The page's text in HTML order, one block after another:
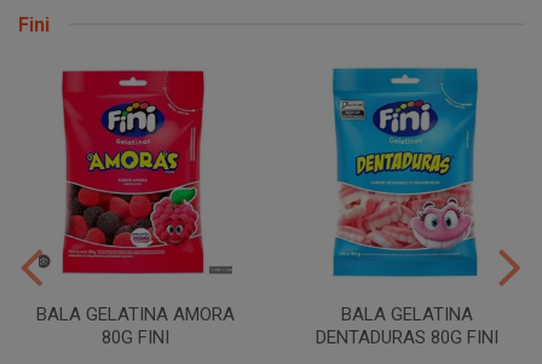
Fini
BALA GELATINA AMORA
80G FINI
BALA GELATINA
DENTADURAS 80G FINI